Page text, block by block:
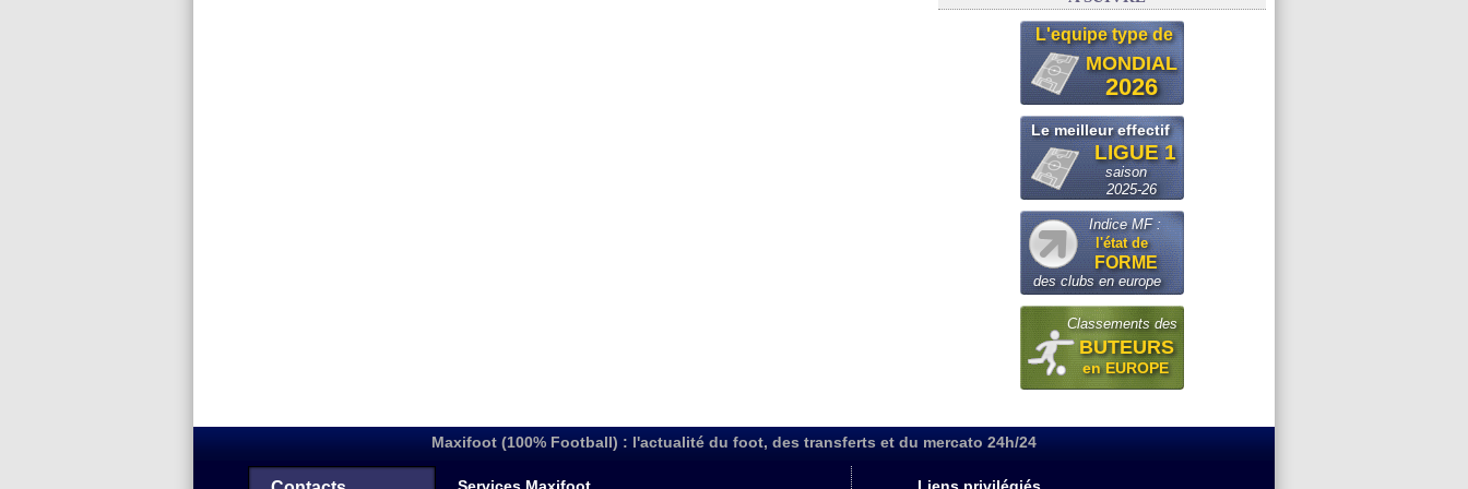
L'equipe type de
MONDIAL
2026
Le meilleur effectif
LIGUE 1
saison
2025-26
Indice MF :
l'état de
FORME
des clubs en europe
Classements des
BUTEURS
en EUROPE
Maxifoot (100% Football) : l'actualité du foot, des transferts et du mercato 24h/24